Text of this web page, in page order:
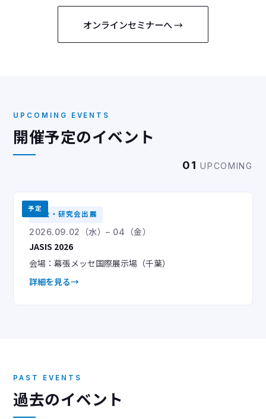
オンラインセミナーへ →
UPCOMING EVENTS
開催予定のイベント
01 UPCOMING
予定
学会・研究会出展
2026.09.02（水）– 04（金）
JASIS 2026
会場：幕張メッセ国際展示場（千葉）
詳細を見る
PAST EVENTS
過去のイベント